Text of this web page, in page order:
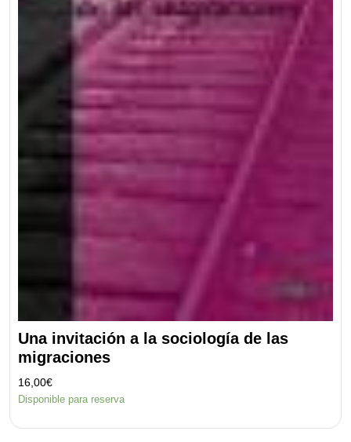
Una invitación a la sociología de las
migraciones
16,00€
Disponible para reserva